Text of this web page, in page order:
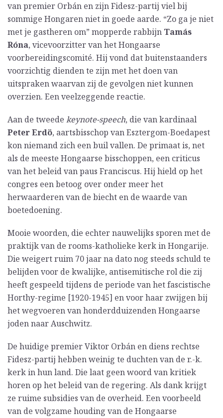
van premier Orbán en zijn Fidesz-partij viel bij
sommige Hongaren niet in goede aarde. “Zo ga je niet
met je gastheren om” mopperde rabbijn Tamás
Róna, vicevoorzitter van het Hongaarse
voorbereidingscomité. Hij vond dat buitenstaanders
voorzichtig dienden te zijn met het doen van
uitspraken waarvan zij de gevolgen niet kunnen
overzien. Een veelzeggende reactie.
Aan de tweede keynote-speech, die van kardinaal
Peter Erdö, aartsbisschop van Esztergom-Boedapest
kon niemand zich een buil vallen. De primaat is, net
als de meeste Hongaarse bisschoppen, een criticus
van het beleid van paus Franciscus. Hij hield op het
congres een betoog over onder meer het
herwaarderen van de biecht en de waarde van
boetedoening.
Mooie woorden, die echter nauwelijks sporen met de
praktijk van de rooms-katholieke kerk in Hongarije.
Die weigert ruim 70 jaar na dato nog steeds schuld te
belijden voor de kwalijke, antisemitische rol die zij
heeft gespeeld tijdens de periode van het fascistische
Horthy-regime [1920-1945] en voor haar zwijgen bij
het wegvoeren van honderdduizenden Hongaarse
joden naar Auschwitz.
De huidige premier Viktor Orbán en diens rechtse
Fidesz-partij hebben weinig te duchten van de r.-k.
kerk in hun land. Die laat geen woord van kritiek
horen op het beleid van de regering. Als dank krijgt
ze ruime subsidies van de overheid. Een voorbeeld
van de volgzame houding van de Hongaarse